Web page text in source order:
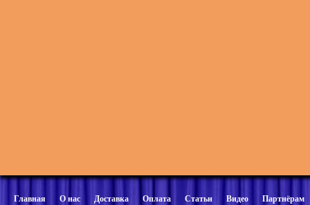
Главная О нас Доставка Оплата Статьи Видео Партнёрам